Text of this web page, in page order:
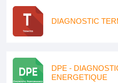
DIAGNOSTIC
DPE -
ENERGETIQUE